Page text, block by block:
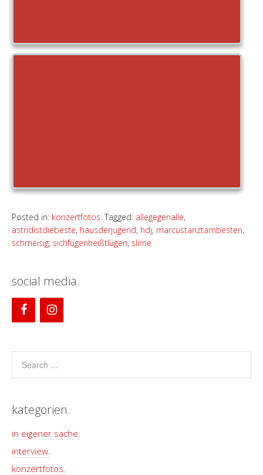
Posted in: konzertfotos. Tagged: allegegenalle,
astridistdiebeste, hausderjugend, hdj, marcustanztambesten,
schmeisig, sichfügenheißtlügen, slime
social media.
kategorien.
in eigener sache.
interview.
konzertfotos.